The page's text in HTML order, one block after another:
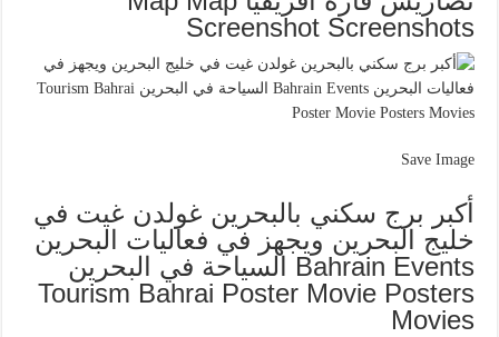
Screenshot Screenshots
Save Image
أكبر برج سكني بالبحرين غولدن غيت في
خليج البحرين ويجهز في فعاليات البحرين
Bahrain Events السياحة في البحرين
Tourism Bahrai Poster Movie Posters
Movies